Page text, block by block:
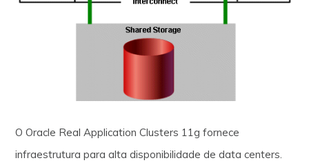
O Oracle Real Application Clusters 11g fornece
infraestrutura para alta disponibilidade de data centers.